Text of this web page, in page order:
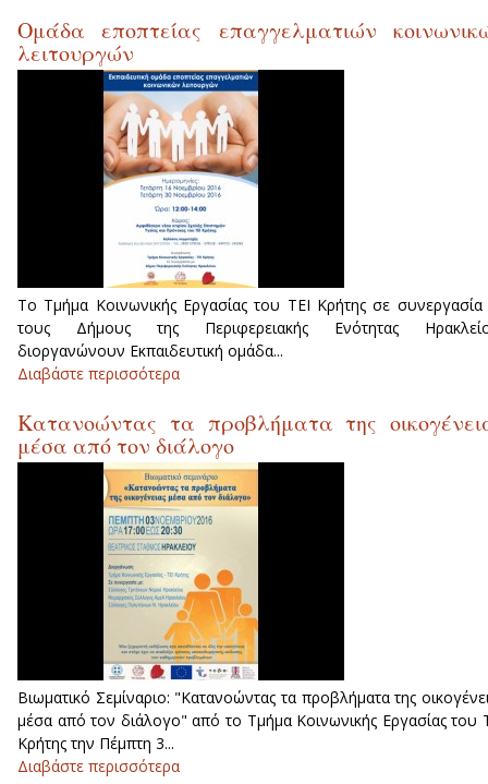
Ομάδα εποπτείας επαγγελματιών
λειτουργών
Το Τμήμα Κοινωνικής Εργασίας του ΤΕΙ Κρήτης σε συνεργασία
τους Δήμους της Περιφερειακής Ενότητας
διοργανώνουν Εκπαιδευτική ομάδα...
Διαβάστε περισσότερα
Κατανοώντας τα προβλήματα της
μέσα από τον διάλογο
Βιωματικό Σεμίναριο: "Κατανοώντας τα προβλήματα της
μέσα από τον διάλογο" από το Τμήμα Κοινωνικής Εργασίας του
Κρήτης την Πέμπτη 3...
Διαβάστε περισσότερα